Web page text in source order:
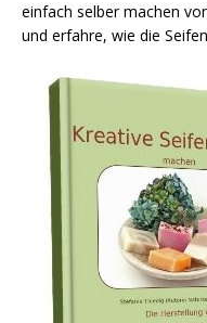
einfach selber machen
und erfahre, wie die